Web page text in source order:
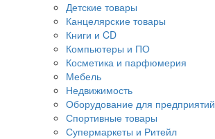
Детские товары
Канцелярские товары
Книги и CD
Компьютеры и ПО
Косметика и парфюмерия
Мебель
Недвижимость
Оборудование для предприятий
Спортивные товары
Супермаркеты и Ритейл